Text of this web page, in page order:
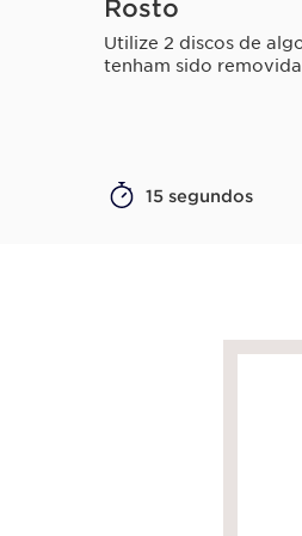
Rosto
Utilize 2 discos de
tenham sido
15 segundos